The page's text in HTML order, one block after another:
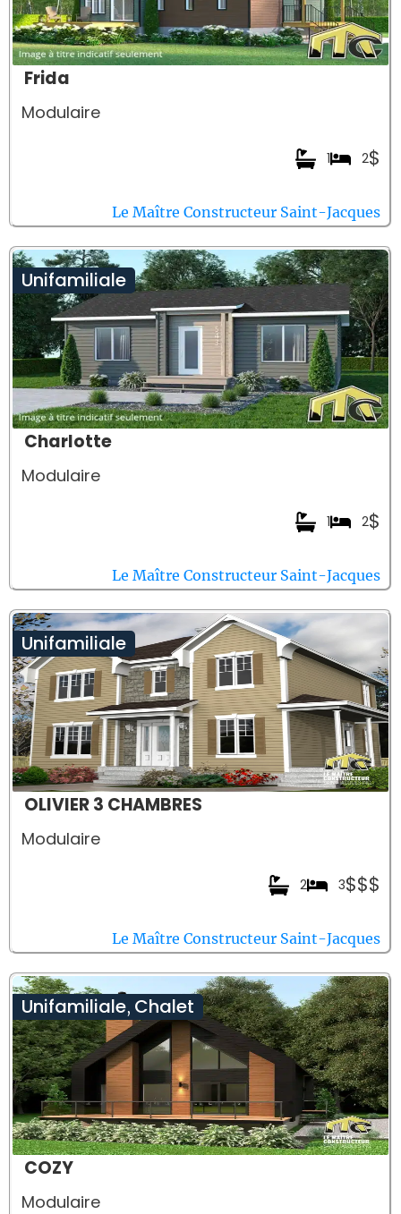
Frida
Modulaire
$
2
1
Le Maître Constructeur Saint-Jacques
Unifamiliale
Charlotte
Modulaire
$
2
1
Le Maître Constructeur Saint-Jacques
Unifamiliale
OLIVIER 3 CHAMBRES
Modulaire
$$$
3
2
Le Maître Constructeur Saint-Jacques
Unifamiliale, Chalet
COZY
Modulaire